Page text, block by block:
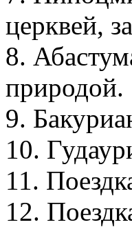
церквей,
8.
природой.
9.
10.
11.
12.